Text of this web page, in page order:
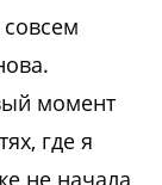
момент
где я
не начала